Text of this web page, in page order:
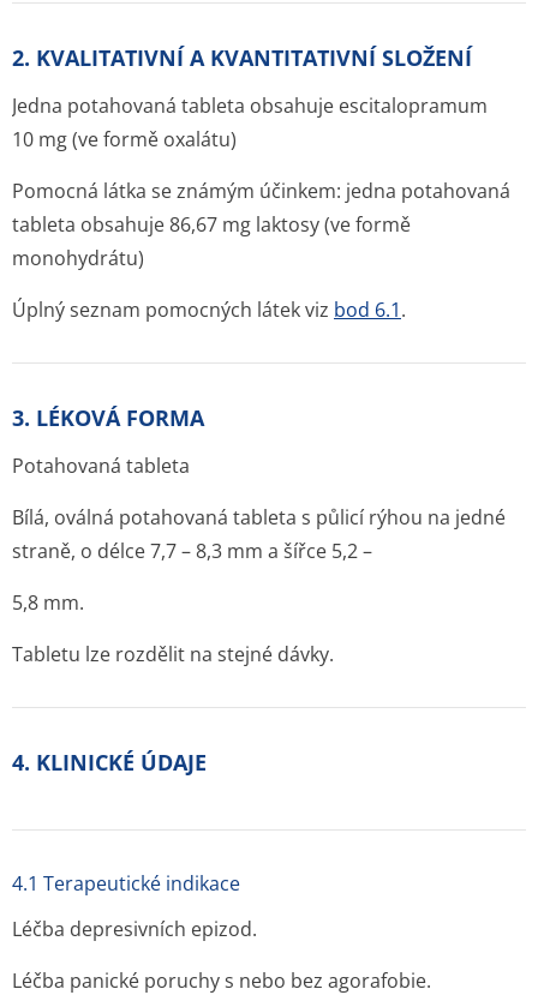
2. KVALITATIVNÍ A KVANTITATIVNÍ SLOŽENÍ
Jedna potahovaná tableta obsahuje escitalopramum
10 mg (ve formě oxalátu)
Pomocná látka se známým účinkem: jedna potahovaná
tableta obsahuje 86,67 mg laktosy (ve formě
monohydrátu)
Úplný seznam pomocných látek viz bod 6.1.
3. LÉKOVÁ FORMA
Potahovaná tableta
Bílá, oválná potahovaná tableta s půlicí rýhou na jedné
straně, o délce 7,7 – 8,3 mm a šířce 5,2 –
5,8 mm.
Tabletu lze rozdělit na stejné dávky.
4. KLINICKÉ ÚDAJE
4.1 Terapeutické indikace
Léčba depresivních epizod.
Léčba panické poruchy s nebo bez agorafobie.